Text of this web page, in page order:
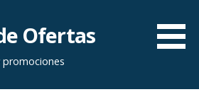
Ofertas